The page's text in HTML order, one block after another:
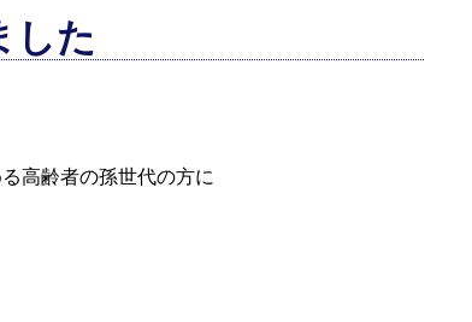
した
高齢者の孫世代の方に